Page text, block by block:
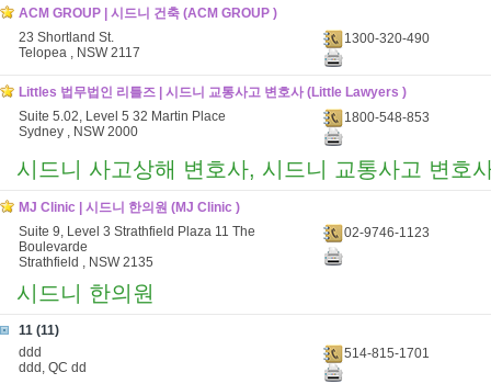
ACM GROUP | 시드니 건축 (ACM GROUP )
23 Shortland St.
Telopea , NSW 2117
1300-320-490
Littles 법무법인 리틀즈 | 시드니 교통사고 변호사 (Little Lawyers )
Suite 5.02, Level 5 32 Martin Place
Sydney , NSW 2000
1800-548-853
시드니 사고상해 변호사, 시드니 교통사고 변호
MJ Clinic | 시드니 한의원 (MJ Clinic )
Suite 9, Level 3 Strathfield Plaza 11 The
Boulevarde
Strathfield , NSW 2135
02-9746-1123
시드니 한의원
11 (11)
ddd
ddd, QC dd
514-815-1701